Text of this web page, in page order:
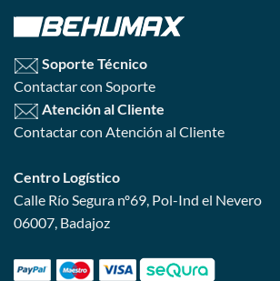
Soporte Técnico
Contactar con Soporte
Atención al Cliente
Contactar con Atención al Cliente
Centro Logístico
Calle Río Segura nº69, Pol-Ind el Nevero
06007, Badajoz